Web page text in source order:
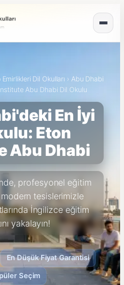
Dil Okulları › Abu Dhabi
Abu Dhabi Dil Okulu
En İyi
Eton
Abu Dhabi
profesyonel eğitim
tesislerimizle
İngilizce eğitim
yakalayın!
En Düşük Fiyat Garantisi
Seçim